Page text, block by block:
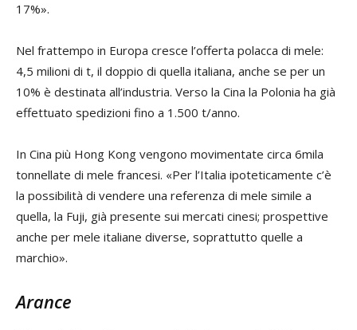
17%».
Nel frattempo in Europa cresce l’offerta polacca di mele:
4,5 milioni di t, il doppio di quella italiana, anche se per un
10% è destinata all’industria. Verso la Cina la Polonia ha già
effettuato spedizioni fino a 1.500 t/anno.
In Cina più Hong Kong vengono movimentate circa 6mila
tonnellate di mele francesi. «Per l’Italia ipoteticamente c’è
la possibilità di vendere una referenza di mele simile a
quella, la Fuji, già presente sui mercati cinesi; prospettive
anche per mele italiane diverse, soprattutto quelle a
marchio».
Arance